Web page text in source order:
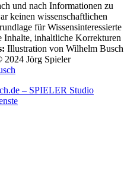
und nach Informationen zu
keinen wissenschaftlichen
für Wissensinteressierte
Inhalte, inhaltliche Korrekturen
Illustration von Wilhelm Busch
2024 Jörg Spieler
– SPIELER Studio